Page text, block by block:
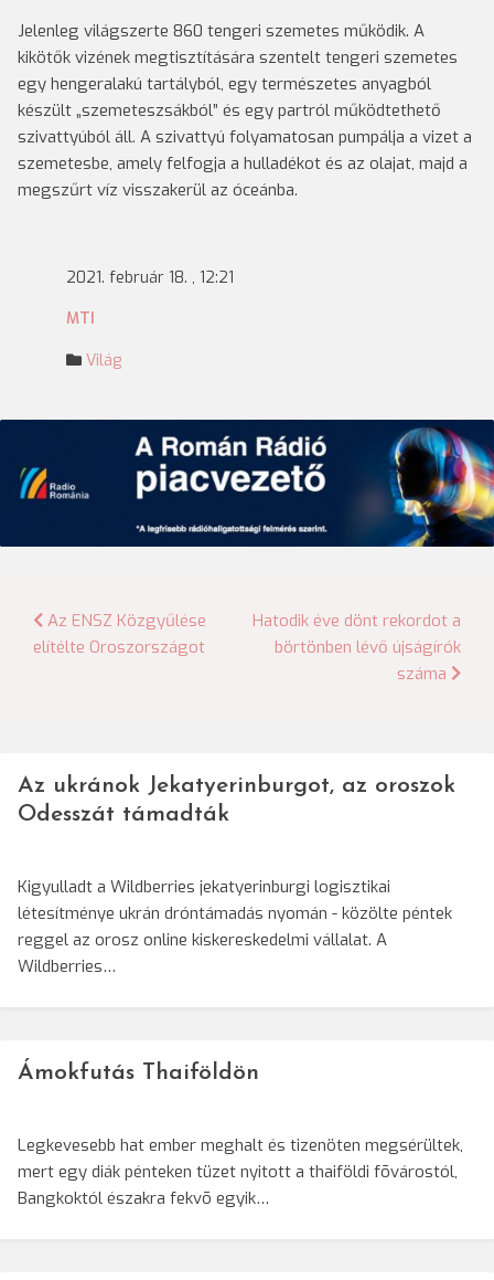
Jelenleg világszerte 860 tengeri szemetes működik. A
kikötők vizének megtisztítására szentelt tengeri szemetes
egy hengeralakú tartályból, egy természetes anyagból
készült „szemeteszsákból” és egy partról működtethető
szivattyúból áll. A szivattyú folyamatosan pumpálja a vizet a
szemetesbe, amely felfogja a hulladékot és az olajat, majd a
megszűrt víz visszakerül az óceánba.
2021. február 18. , 12:21
MTI
Világ
Bejegyzés
Az ENSZ Közgyűlése
elítélte Oroszországot
Hatodik éve dönt rekordot a
börtönben lévő újságírók
száma
Az ukránok Jekatyerinburgot, az oroszok
Odesszát támadták
Kigyulladt a Wildberries jekatyerinburgi logisztikai
létesítménye ukrán dróntámadás nyomán - közölte péntek
reggel az orosz online kiskereskedelmi vállalat. A
Wildberries…
Ámokfutás Thaiföldön
Legkevesebb hat ember meghalt és tizenöten megsérültek,
mert egy diák pénteken tüzet nyitott a thaiföldi fõvárostól,
Bangkoktól északra fekvõ egyik…